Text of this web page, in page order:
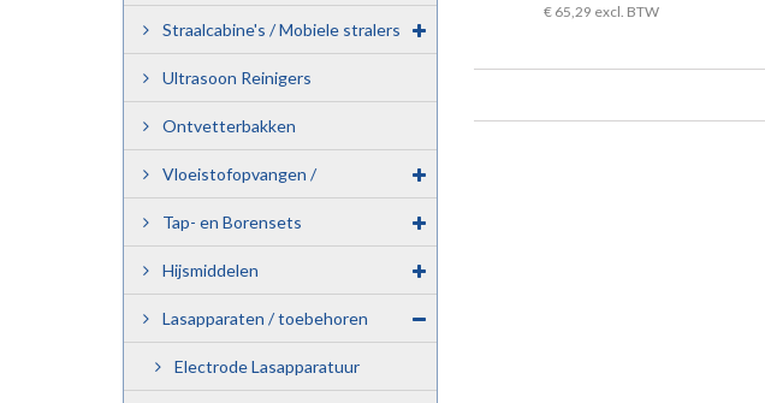
Straalcabine's / Mobiele stralers
Ultrasoon Reinigers
Ontvetterbakken
Vloeistofopvangen /
Milieubakken.
Tap- en Borensets
Hijsmiddelen
Lasapparaten / toebehoren
Electrode Lasapparatuur
€ 65,29 excl. BTW